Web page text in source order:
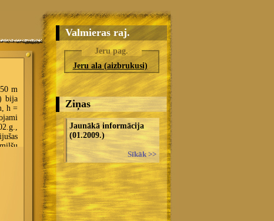
Valmieras raj.
Jeru pag.
Jeru ala (aizbrukusi)
Ziņas
Jaunākā informācija
(01.2009.)
Sīkāk >>